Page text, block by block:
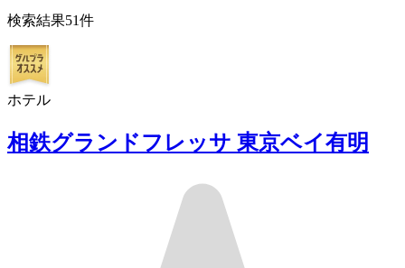
検索結果51件
ホテル
相鉄グランドフレッサ 東京ベイ有明